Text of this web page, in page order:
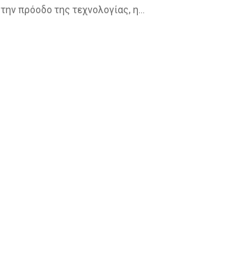
την πρόοδο της τεχνολογίας, η...